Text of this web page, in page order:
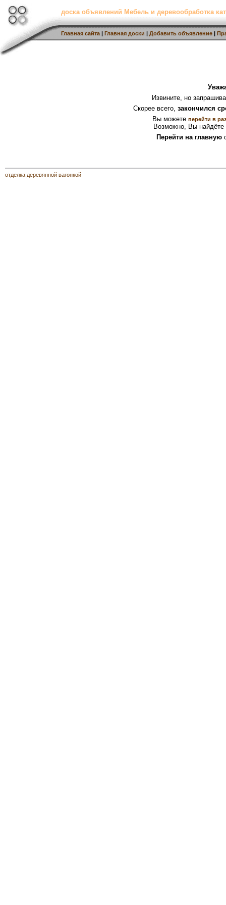
доска объявлений Мебель и деревообработка
Главная сайта | Главная доски | Добавить объявление |
Извините, но
Скорее всего, закончился
Вы можете перейти в
Возможно, Вы найдёте
Перейти на главную
отделка деревянной вагонкой